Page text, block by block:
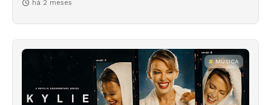
há 2 meses
MÚSICA